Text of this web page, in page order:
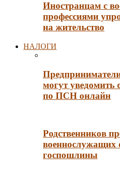
Иностранцам с
профессиями
на жительство
НАЛОГИ
могут уведомить
по ПСН онлайн
Родственников
военнослужащих
госпошлины